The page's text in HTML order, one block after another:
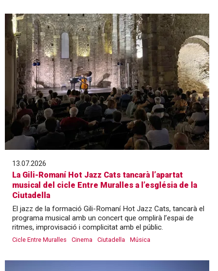
13.07.2026
La Gili-Romaní Hot Jazz Cats tancarà l’apartat
musical del cicle Entre Muralles a l’església de la
Ciutadella
El jazz de la formació Gili-Romaní Hot Jazz Cats, tancarà el
programa musical amb un concert que omplirà l’espai de
ritmes, improvisació i complicitat amb el públic.
Cicle Entre Muralles Cinema Ciutadella Música